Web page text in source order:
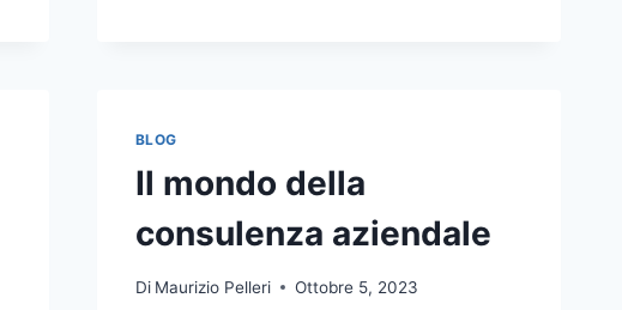
BLOG
Il mondo della
consulenza aziendale
Di Maurizio Pelleri Ottobre 5, 2023